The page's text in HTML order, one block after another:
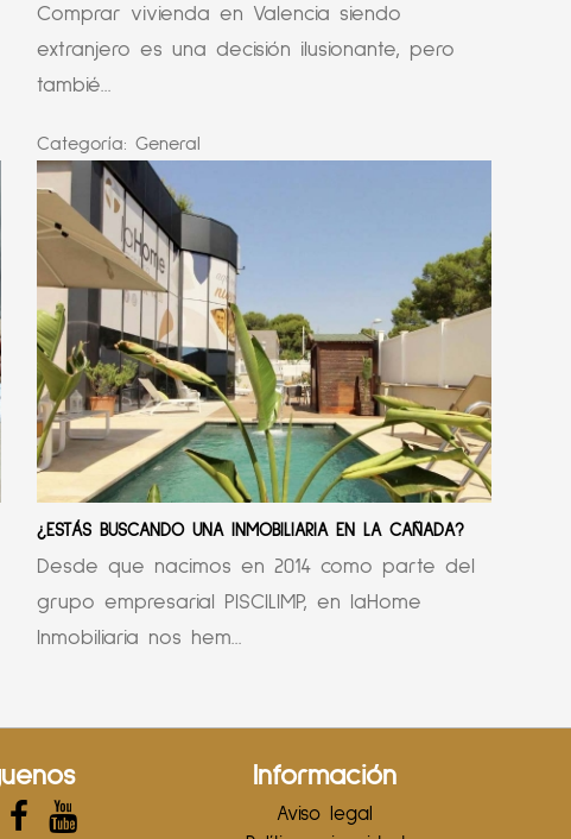
Comprar vivienda en Valencia siendo
extranjero es una decisión ilusionante, pero
tambié...
Categoría: General
¿ESTÁS BUSCANDO UNA INMOBILIARIA EN LA CAÑADA?
Desde que nacimos en 2014 como parte del
grupo empresarial PISCILIMP, en laHome
Inmobiliaria nos hem...
Información
Aviso legal